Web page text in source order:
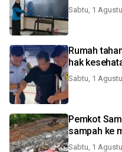
Sabtu, 1
Rumah
hak
Sabtu, 1
Pemkot
sampah ke
Sabtu, 1